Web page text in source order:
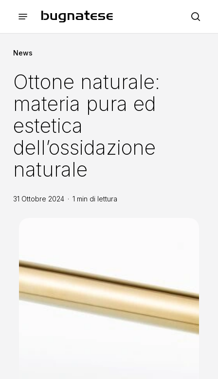
Menu
News
Ottone naturale:
materia pura ed
estetica
dell’ossidazione
naturale
31 Ottobre 2024 1 min di lettura